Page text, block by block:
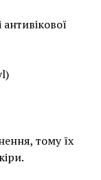
тому їх